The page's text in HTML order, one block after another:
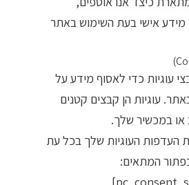
למרפסת
צבעים
אישי בעת השימוש באתר
עוגיות כדי לאסוף מידע על
עוגיות הן קבצים קטנים
במכשיר שלך.
העדפות העוגיות שלך בכל עת
המתאים: